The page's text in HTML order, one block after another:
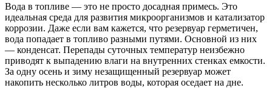
Вода в топливе — это не просто досадная примесь. Это
идеальная среда для развития микроорганизмов и катализатор
коррозии. Даже если вам кажется, что резервуар герметичен,
вода попадает в топливо разными путями. Основной из них
— конденсат. Перепады суточных температур неизбежно
приводят к выпадению влаги на внутренних стенках емкости.
За одну осень и зиму незащищенный резервуар может
накопить несколько литров воды, которая оседает на дне.